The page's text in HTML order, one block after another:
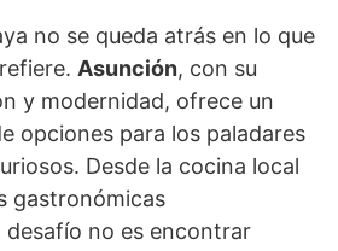
no se queda atrás en lo que
Asunción, con su
y modernidad, ofrece un
opciones para los paladares
Desde la cocina local
gastronómicas
desafío no es encontrar